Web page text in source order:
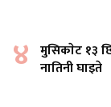
४ मुसिकाेट १३
नातिनी घाइते